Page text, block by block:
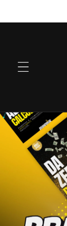
ai contenuti